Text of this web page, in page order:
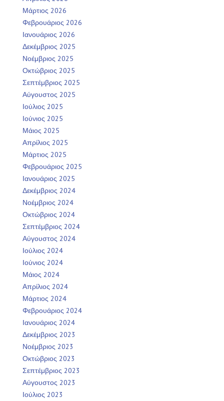
Μάρτιος 2026
Φεβρουάριος 2026
Ιανουάριος 2026
Δεκέμβριος 2025
Νοέμβριος 2025
Οκτώβριος 2025
Σεπτέμβριος 2025
Αύγουστος 2025
Ιούλιος 2025
Ιούνιος 2025
Μάιος 2025
Απρίλιος 2025
Μάρτιος 2025
Φεβρουάριος 2025
Ιανουάριος 2025
Δεκέμβριος 2024
Νοέμβριος 2024
Οκτώβριος 2024
Σεπτέμβριος 2024
Αύγουστος 2024
Ιούλιος 2024
Ιούνιος 2024
Μάιος 2024
Απρίλιος 2024
Μάρτιος 2024
Φεβρουάριος 2024
Ιανουάριος 2024
Δεκέμβριος 2023
Νοέμβριος 2023
Οκτώβριος 2023
Σεπτέμβριος 2023
Αύγουστος 2023
Ιούλιος 2023